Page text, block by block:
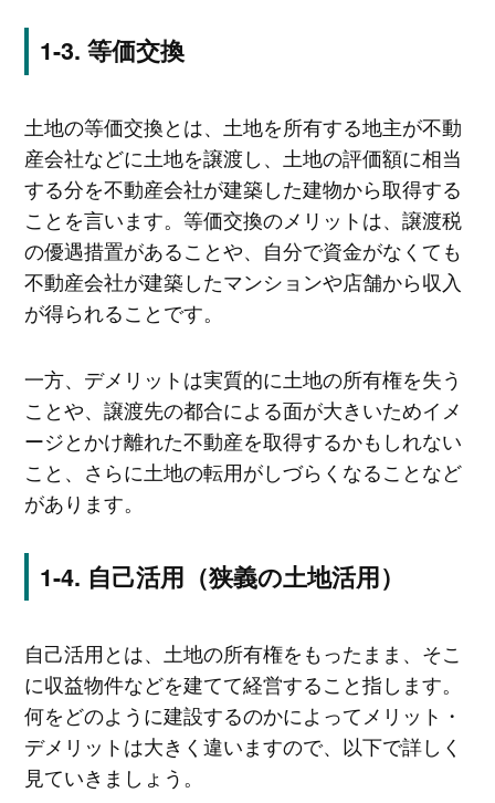
等価交換
土地の等価交換とは、土地を所有する地主が不動
産会社などに土地を譲渡し、土地の評価額に相当
する分を不動産会社が建築した建物から取得する
ことを言います。等価交換のメリットは、譲渡税
の優遇措置があることや、自分で資金がなくても
不動産会社が建築したマンションや店舗から収入
が得られることです。
一方、デメリットは実質的に土地の所有権を失う
ことや、譲渡先の都合による面が大きいためイメ
ージとかけ離れた不動産を取得するかもしれない
こと、さらに土地の転用がしづらくなることなど
があります。
自己活用（狭義の土地活用）
自己活用とは、土地の所有権をもったまま、そこ
に収益物件などを建てて経営すること指します。
何をどのように建設するのかによってメリット・
デメリットは大きく違いますので、以下で詳しく
見ていきましょう。